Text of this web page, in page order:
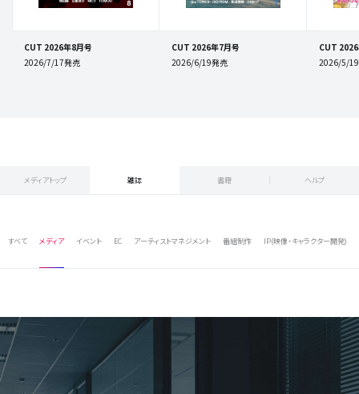
CUT 2026年8月号
2026/7/17発売
CUT 2026年7月号
2026/6/19発売
CUT
2026/5/
メディアトップ 雑誌 書籍 ヘルプ
すべて メディア イベント EC アーティストマネジメント 番組制作 IP(映像・キャラクター開発)